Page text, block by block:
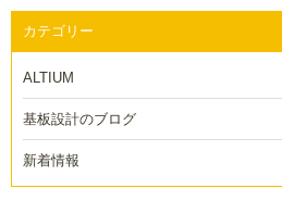
カテゴリー
ALTIUM
基板設計のブログ
新着情報